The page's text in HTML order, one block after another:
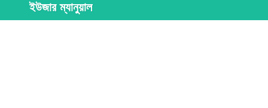
ইউজার ম্যানুয়াল